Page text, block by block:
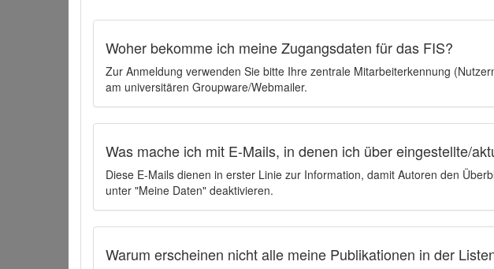
Woher bekomme ich meine Zugangsdaten für das FIS?
Zur Anmeldung verwenden Sie bitte Ihre zentrale Mitarbeiterkennung
am universitären Groupware/Webmailer.
Was mache ich mit E-Mails, in denen ich über eingestellte/
Diese E-Mails dienen in erster Linie zur Information, damit Autoren den
unter "Meine Daten" deaktivieren.
Warum erscheinen nicht alle meine Publikationen in der